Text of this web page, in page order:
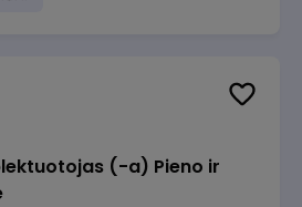
(-a) Pieno ir